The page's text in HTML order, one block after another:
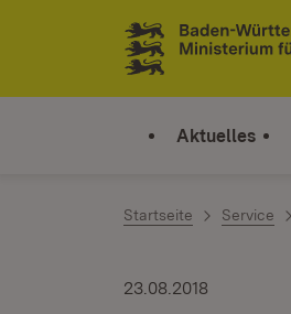
Zum Inhalt springen
Link zur Startseite
Aktuelles
Startseite Service
23.08.2018